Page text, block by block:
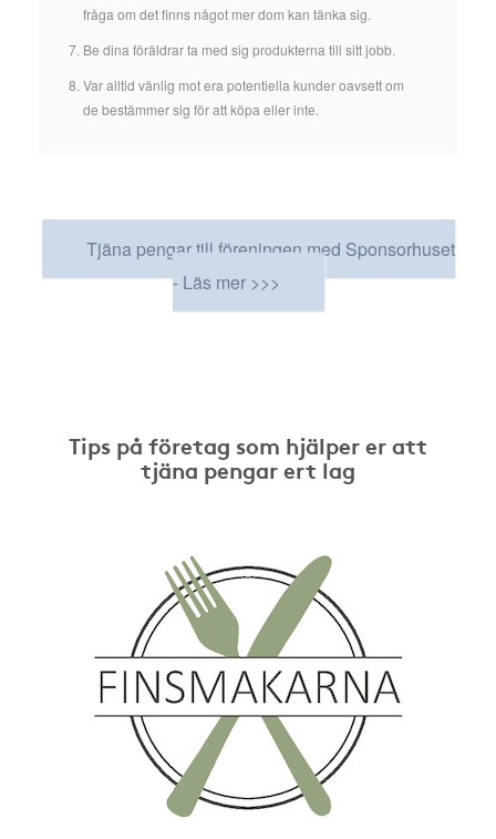
fråga om det finns något mer dom kan tänka sig.
Be dina föräldrar ta med sig produkterna till sitt jobb.
Var alltid vänlig mot era potentiella kunder oavsett om
de bestämmer sig för att köpa eller inte.
Tjäna pengar till föreningen med Sponsorhuset
- Läs mer >>>
Tips på företag som hjälper er att
tjäna pengar ert lag